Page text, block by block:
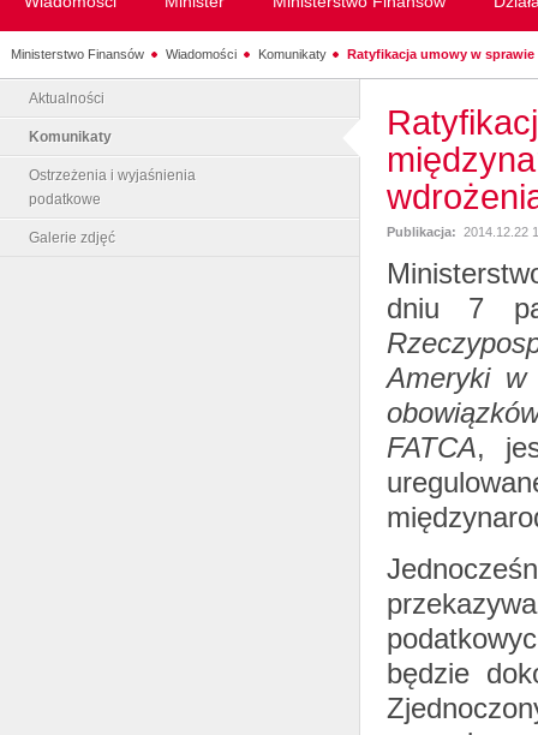
Ministerstwo Finansów Wiadomości Komunikaty Ratyfikacja umowy w sprawie
Aktualności
Komunikaty
Ostrzeżenia i wyjaśnienia
podatkowe
Galerie zdjęć Publikacja: 2014.12.22
dniu 7
Ameryki w
FATCA,
będzie